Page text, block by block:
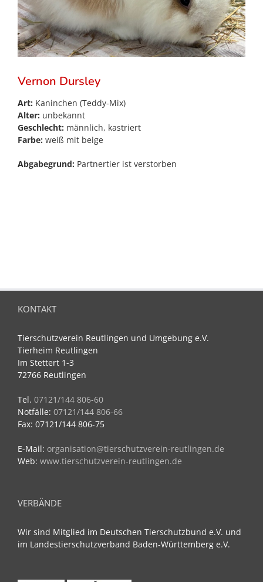
Vernon Dursley
Art: Kaninchen (Teddy-Mix)
Alter: unbekannt
Geschlecht: männlich, kastriert
Farbe: weiß mit beige
Abgabegrund: Partnertier ist verstorben
KONTAKT
Tierschutzverein Reutlingen und Umgebung e.V.
Tierheim Reutlingen
Im Stettert 1-3
72766 Reutlingen
Tel. 07121/144 806-60
Notfälle: 07121/144 806-66
Fax: 07121/144 806-75
E-Mail: organisation@tierschutzverein-reutlingen.de
Web: www.tierschutzverein-reutlingen.de
VERBÄNDE
Wir sind Mitglied im Deutschen Tierschutzbund e.V. und
im Landestierschutzverband Baden-Württemberg e.V.